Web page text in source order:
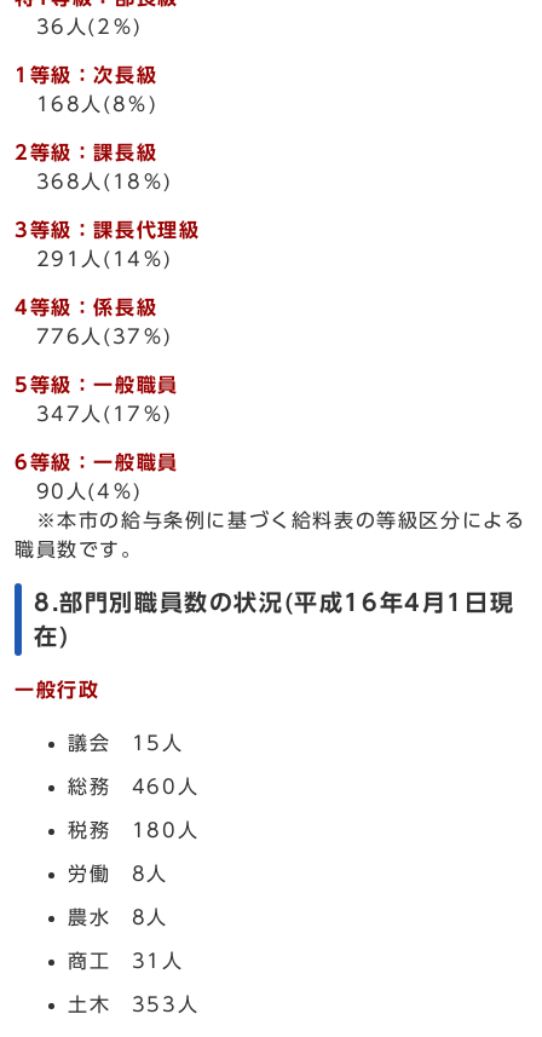
36人(2％)
1等級：次長級
168人(8％)
2等級：課長級
368人(18％)
3等級：課長代理級
291人(14％)
4等級：係長級
776人(37％)
5等級：一般職員
347人(17％)
6等級：一般職員
90人(4％)
※本市の給与条例に基づく給料表の等級区分による
職員数です。
8.部門別職員数の状況(平成16年4月1日現
在)
一般行政
議会 15人
総務 460人
税務 180人
労働 8人
農水 8人
商工 31人
土木 353人